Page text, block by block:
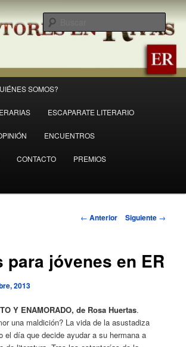
Rivas
SOMOS?
ESCAPARATE LITERARIO
ENCUENTROS
CONTACTO PREMIOS
Navegación
← Anterior Siguiente →
para jóvenes en ER
2013
Y ENAMORADO, de Rosa Huertas.
una maldición? La vida de la asustadiza
el día que decide ayudar a su hermana a